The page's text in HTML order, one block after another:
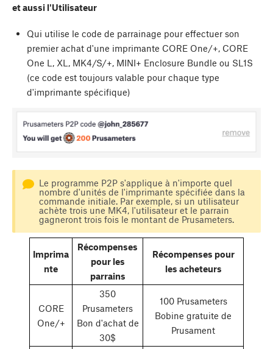
et aussi l'Utilisateur
Qui utilise le code de parrainage pour effectuer son
premier achat d'une imprimante CORE One/+, CORE
One L, XL, MK4/S/+, MINI+ Enclosure Bundle ou SL1S
(ce code est toujours valable pour chaque type
d'imprimante spécifique)
Le programme P2P s'applique à n'importe quel
nombre d'unités de l'imprimante spécifiée dans la
commande initiale. Par exemple, si un utilisateur
achète trois une MK4, l'utilisateur et le parrain
gagneront trois fois le montant de Prusameters.
Imprima
nte
Récompenses
pour les
parrains
Récompenses pour
les acheteurs
CORE
One/+
350
Prusameters
Bon d'achat de
30$
100 Prusameters
Bobine gratuite de
Prusament